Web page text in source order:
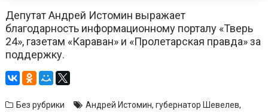
Депутат Андрей Истомин выражает
благодарность информационному порталу «Тверь
24», газетам «Караван» и «Пролетарская правда» за
поддержку.
Без рубрики Андрей Истомин,губернатор Шевелев,